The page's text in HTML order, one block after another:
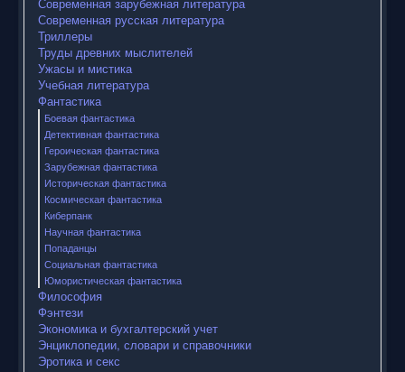
Современная зарубежная литература
Современная русская литература
Триллеры
Труды древних мыслителей
Ужасы и мистика
Учебная литература
Фантастика
Боевая фантастика
Детективная фантастика
Героическая фантастика
Зарубежная фантастика
Историческая фантастика
Космическая фантастика
Киберпанк
Научная фантастика
Попаданцы
Социальная фантастика
Юмористическая фантастика
Философия
Фэнтези
Экономика и бухгалтерский учет
Энциклопедии, словари и справочники
Эротика и секс